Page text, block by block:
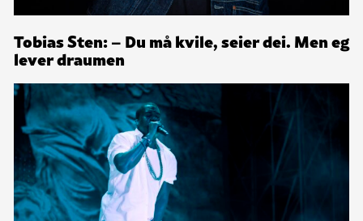
Tobias Sten: – Du må kvile, seier dei. Men eg
lever draumen